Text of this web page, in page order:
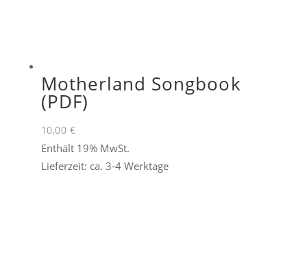
Motherland Songbook
(PDF)
10,00€
Enthält 19% MwSt.
Lieferzeit: ca. 3-4 Werktage